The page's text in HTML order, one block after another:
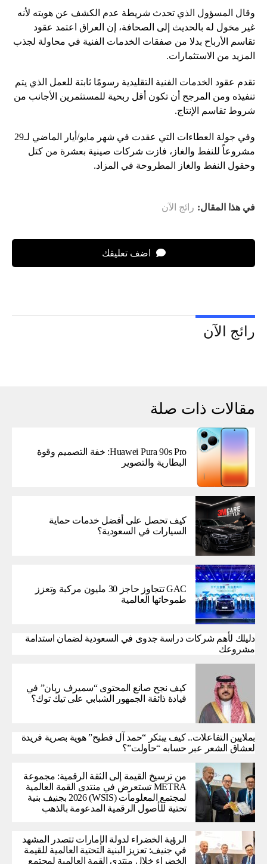
وقال المسؤول الذي تحدث شريطة عدم الكشف عن هويته لأنه
غير مخول له بالحديث إلى الصحافة، إن العراق اعتمد عقود
تقاسم الأرباح بدلا من صفقات الخدمات الفنية في محاولة لجذب
المزيد من الاستثمارات.
تقدم عقود الخدمات الفنية التقليدية رسومًا ثابتة للعمل الذي يتم
تنفيذه ومن المرجح أن تكون أقل ربحية للمستثمرين الأجانب من
شروط تقاسم الإنتاج.
وفي جولة العطاءات التي عقدت في شهر مايو/أيار الماضي لـ29
مشروعاً للنفط والغاز، فازت شركات صينية بعشرة من كتل
وحقول النفط والغاز المطروحة في المزاد.
في هذا المقال: رائج الآن
اضف تعليقك
رائج الآن
مقالات ذات صلة
Huawei Pura 90s Pro: خفة التصميم وقوة
البطارية والتصوير
كيف تحصل على أفضل خدمات حماية
السيارات في السعودية؟
GAC تتجاوز حاجز 30 مليون مركبة وتعزز
طموحاتها العالمية
دليلك لأهم شركات دراسة جدوى في السعودية لضمان استدامة
مشروعك
كيف نجح صانع المحتوى “سميرف ريان” في
قيادة ذائقة الجمهور الشبابي على تيك توك؟
بملايين التفاعلات.. كيف يبتكر “حمد آل فطيح” هوية بصرية فريدة
لعشاق الشعر عبر حسابه “حاولت”؟
من ترسيخ القيمة إلى الثقة الرقمية: مجموعة
METRA تستعرض في منتدى القمة العالمية
لمجتمع المعلومات (WSIS) 2026 بجنيف بنية
تحتية للأصول الرقمية المدعومة بالذهب
الرؤية الخضراء لدولة الإمارات تتصدر المشهد
في جنيف: تعزيز البنية التحتية العالمية للقيمة
الخضراء خلال منتدى القمة العالمية لمجتمع